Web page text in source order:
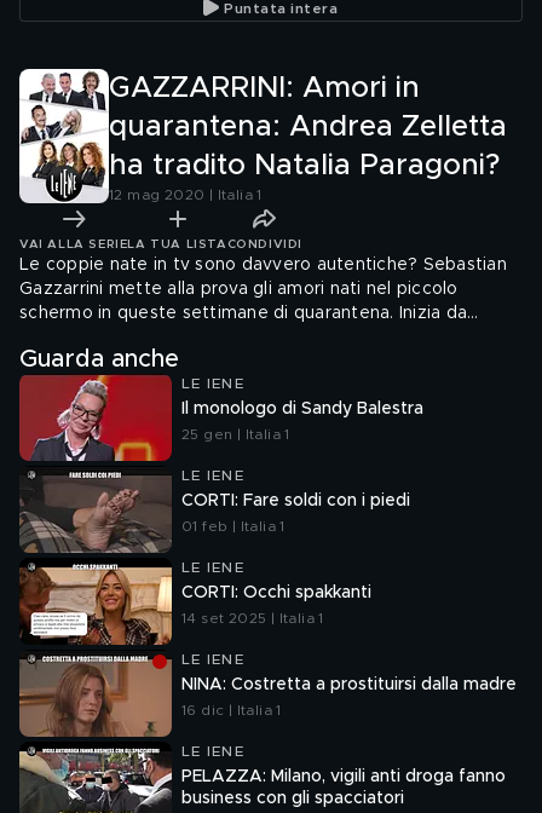
Puntata intera
GAZZARRINI: Amori in
quarantena: Andrea Zelletta
ha tradito Natalia Paragoni?
12 mag 2020 | Italia 1
VAI ALLA SERIE LA TUA LISTA CONDIVIDI
Le coppie nate in tv sono davvero autentiche? Sebastian
Gazzarrini mette alla prova gli amori nati nel piccolo
schermo in queste settimane di quarantena. Inizia da
Uomini e donne e ora si trovano di fronte alla prova
tradimento
Guarda anche
LE IENE
Il monologo di Sandy Balestra
25 gen | Italia 1
LE IENE
CORTI: Fare soldi con i piedi
01 feb | Italia 1
LE IENE
CORTI: Occhi spakkanti
14 set 2025 | Italia 1
LE IENE
NINA: Costretta a prostituirsi dalla madre
16 dic | Italia 1
LE IENE
PELAZZA: Milano, vigili anti droga fanno
business con gli spacciatori